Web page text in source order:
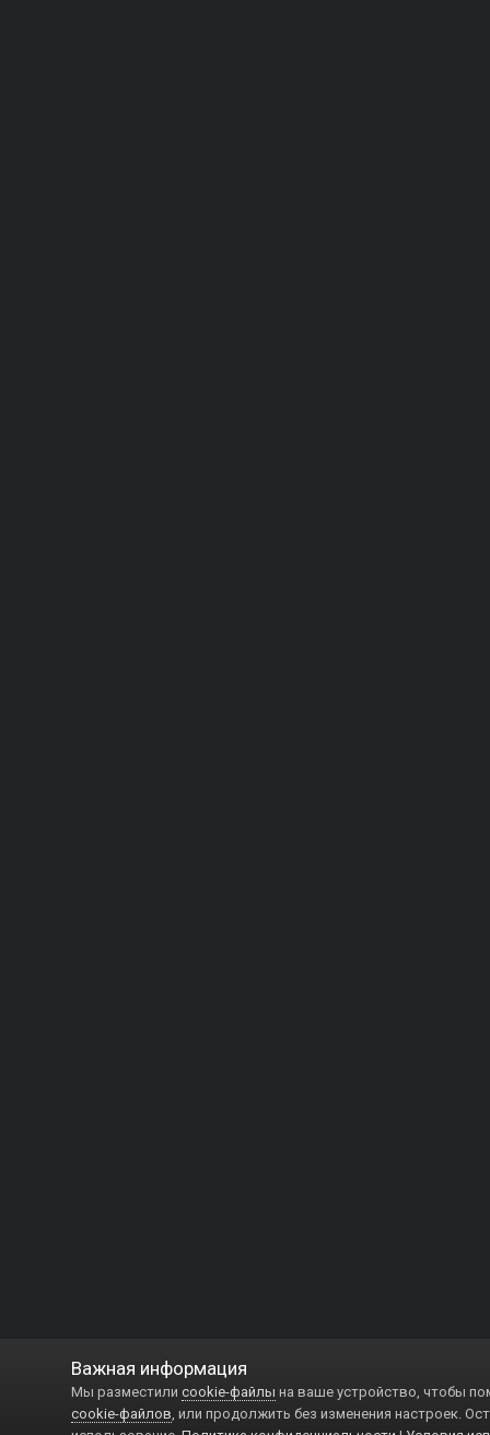
Важная информация
Мы разместили cookie-файлы на ваше устройство, чтобы
cookie-файлов, или продолжить без изменения настроек.